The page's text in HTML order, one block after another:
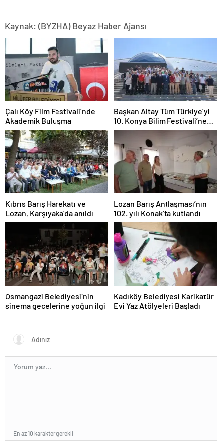
Kaynak: (BYZHA) Beyaz Haber Ajansı
Çalı Köy Film Festivali’nde
Akademik Buluşma
Başkan Altay Tüm Türkiye’yi
10. Konya Bilim Festivali’ne
Davet Etti
Kıbrıs Barış Harekatı ve
Lozan, Karşıyaka’da anıldı
Lozan Barış Antlaşması’nın
102. yılı Konak’ta kutlandı
Osmangazi Belediyesi’nin
sinema gecelerine yoğun ilgi
Kadıköy Belediyesi Karikatür
Evi Yaz Atölyeleri Başladı
En az 10 karakter gerekli